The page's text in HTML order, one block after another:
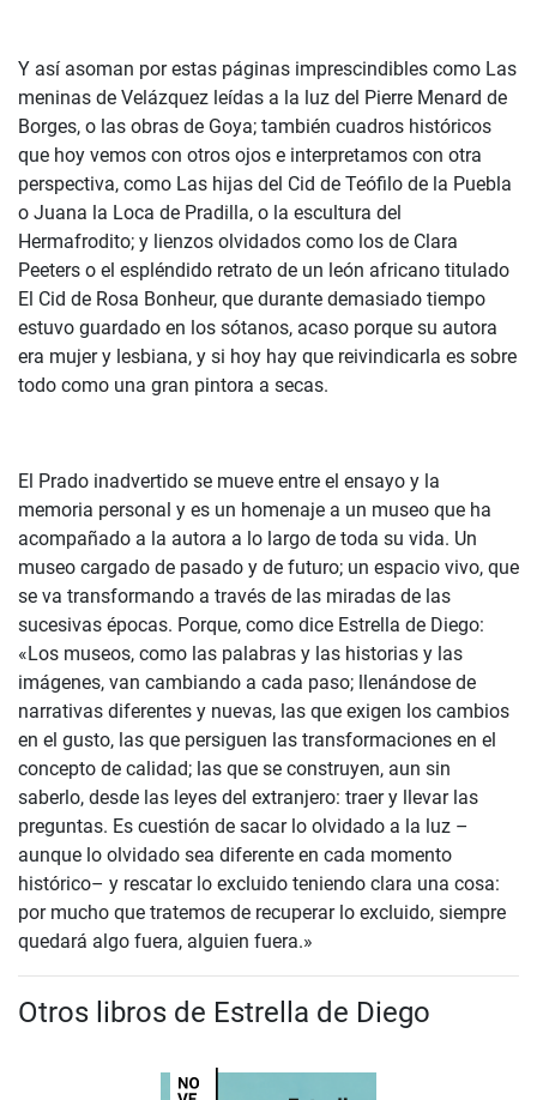
Y así asoman por estas páginas imprescindibles como Las
meninas de Velázquez leídas a la luz del Pierre Menard de
Borges, o las obras de Goya; también cuadros históricos
que hoy vemos con otros ojos e interpretamos con otra
perspectiva, como Las hijas del Cid de Teófilo de la Puebla
o Juana la Loca de Pradilla, o la escultura del
Hermafrodito; y lienzos olvidados como los de Clara
Peeters o el espléndido retrato de un león africano titulado
El Cid de Rosa Bonheur, que durante demasiado tiempo
estuvo guardado en los sótanos, acaso porque su autora
era mujer y lesbiana, y si hoy hay que reivindicarla es sobre
todo como una gran pintora a secas.
El Prado inadvertido se mueve entre el ensayo y la
memoria personal y es un homenaje a un museo que ha
acompañado a la autora a lo largo de toda su vida. Un
museo cargado de pasado y de futuro; un espacio vivo, que
se va transformando a través de las miradas de las
sucesivas épocas. Porque, como dice Estrella de Diego:
«Los museos, como las palabras y las historias y las
imágenes, van cambiando a cada paso; llenándose de
narrativas diferentes y nuevas, las que exigen los cambios
en el gusto, las que persiguen las transformaciones en el
concepto de calidad; las que se construyen, aun sin
saberlo, desde las leyes del extranjero: traer y llevar las
preguntas. Es cuestión de sacar lo olvidado a la luz –
aunque lo olvidado sea diferente en cada momento
histórico– y rescatar lo excluido teniendo clara una cosa:
por mucho que tratemos de recuperar lo excluido, siempre
quedará algo fuera, alguien fuera.»
Otros libros de Estrella de Diego